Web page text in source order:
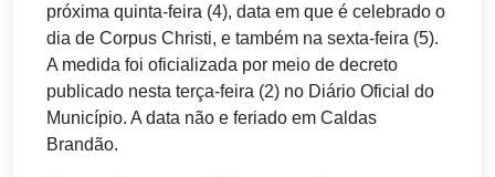
próxima quinta-feira (4), data em que é celebrado o
dia de Corpus Christi, e também na sexta-feira (5).
A medida foi oficializada por meio de decreto
publicado nesta terça-feira (2) no Diário Oficial do
Município. A data não e feriado em Caldas
Brandão.